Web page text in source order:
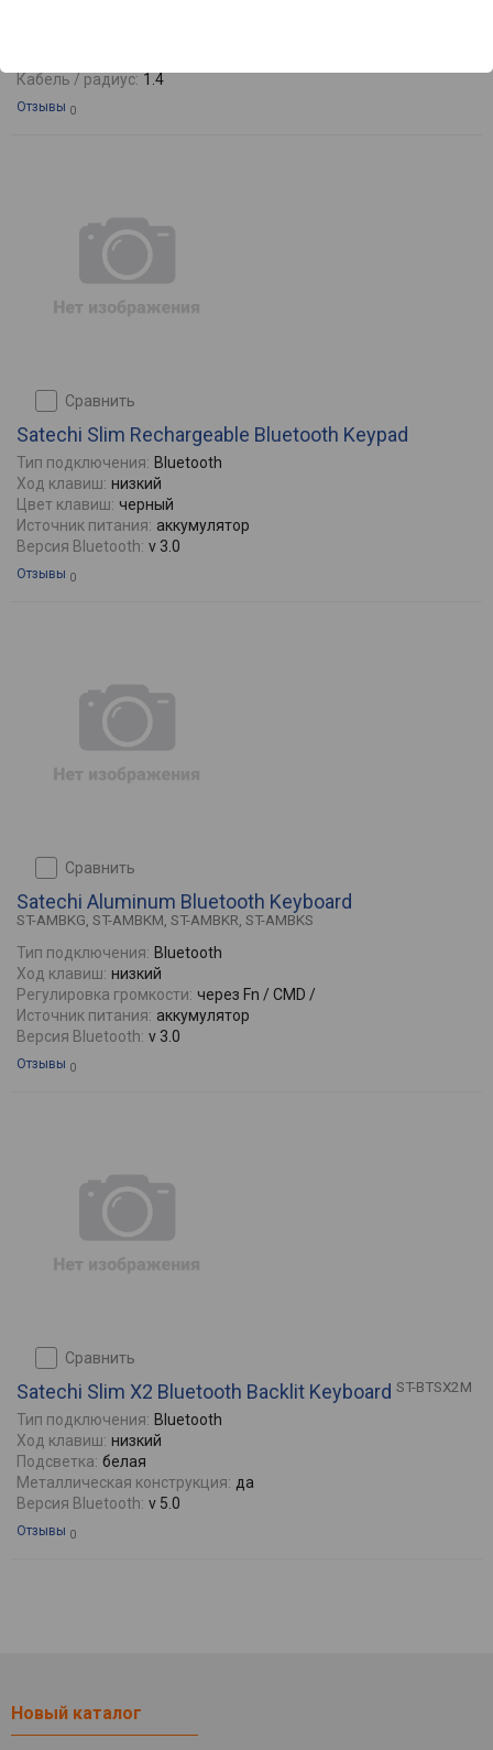
Кабель / радиус: 1.4
Отзывы 0
сравнить
Satechi Slim Rechargeable Bluetooth Keypad
Тип подключения: Bluetooth
Ход клавиш: низкий
Цвет клавиш: черный
Источник питания: аккумулятор
Версия Bluetooth: v 3.0
Отзывы 0
сравнить
Satechi Aluminum Bluetooth Keyboard
ST-AMBKG, ST-AMBKM, ST-AMBKR, ST-AMBKS
Тип подключения: Bluetooth
Ход клавиш: низкий
Регулировка громкости: через Fn / CMD /
Источник питания: аккумулятор
Версия Bluetooth: v 3.0
Отзывы 0
сравнить
Satechi Slim X2 Bluetooth Backlit Keyboard ST-BTSX2M
Тип подключения: Bluetooth
Ход клавиш: низкий
Подсветка: белая
Металлическая конструкция: да
Версия Bluetooth: v 5.0
Отзывы 0
Новый каталог